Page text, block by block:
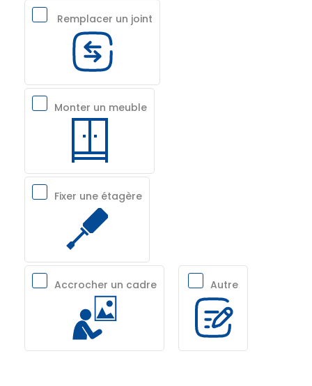
Remplacer un joint
Monter un meuble
Fixer une étagère
Accrocher un cadre Autre